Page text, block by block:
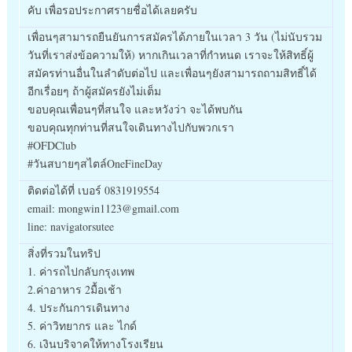
คับ เพื่อรอประกาศรายชื่อได้เลยครับ
เพื่อนๆสามารถยืนยันการสมัครได้ภายในเวลา 3 วัน (ไม่นับรวม
วันที่เราส่งข้อความให้) หากเกินเวลาที่กำหนด เราจะให้สิทธิ์ผู้
สมัครท่านอื่นในลำดับต่อไป และเพื่อนๆยังสามารถถามสิทธิ์ได้
อีกเรื่อยๆ ถ้าผู้สมัครยังไม่เต็ม
ขอบคุณเพื่อนๆที่สนใจ และหวังว่า จะได้พบกัน
ขอบคุณทุกท่านที่สนใจเดินทางไปกับพวกเรา
#OFDClub
#วันสบายๆสไตล์OneFineDay
ติดต่อได้ที่ เบอร์ 0831919554
email: mongwin1123@gmail.com
line: navigatorsutee
สิ่งที่รวมในทริป
1. ค่ารถไปกลับกรุงเทพ
2.ค่าอาหาร 2มื้อเช้า
4. ประกันการเดินทาง
5. ค่าวิทยากร และ ไกด์
6. เงินบริจาคให้ทางโรงเรียน